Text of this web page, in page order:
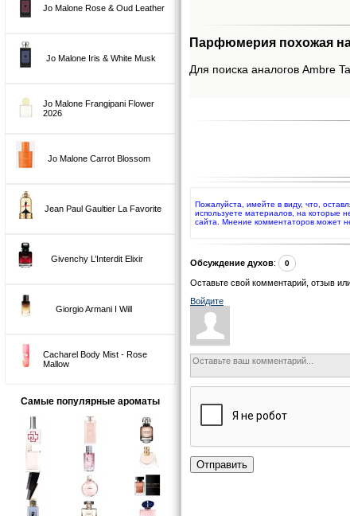
Jo Malone Rose & Oud Leather
Jo Malone Iris & White Musk
Jo Malone Frangipani Flower
2026
Jo Malone Carrot Blossom
Jean Paul Gaultier La Favorite
Givenchy L’Interdit Elixir
Giorgio Armani I Will
Cacharel Body Mist - Rose
Mallow
Самые популярные ароматы
Парфюмерия похожая
Для поиска аналогов Ambre
Пожалуйста, имейте в виду, что,
используете материалов, на которые
сайта. Мнение комментаторов может
Обсуждение духов: 0
Оставьте свой комментарий, отзыв
Войдите
Отправить